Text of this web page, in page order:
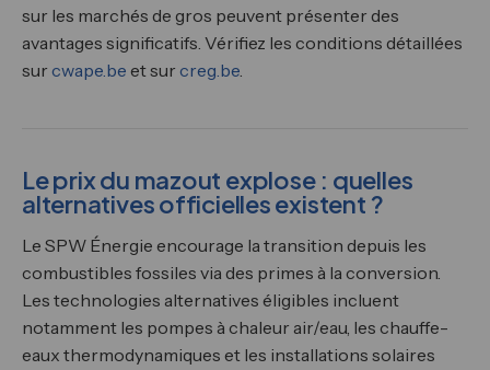
sur les marchés de gros peuvent présenter des
avantages significatifs. Vérifiez les conditions détaillées
sur cwape.be et sur creg.be.
Le prix du mazout explose : quelles
alternatives officielles existent ?
Le SPW Énergie encourage la transition depuis les
combustibles fossiles via des primes à la conversion.
Les technologies alternatives éligibles incluent
notamment les pompes à chaleur air/eau, les chauffe-
eaux thermodynamiques et les installations solaires